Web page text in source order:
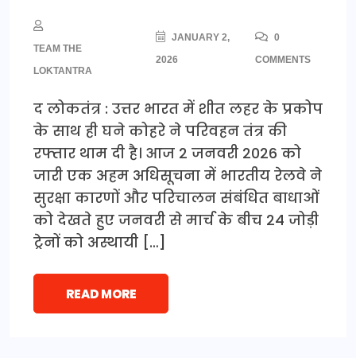
TEAM THE
LOKTANTRA
JANUARY 2,
2026
0
COMMENTS
द लोकतंत्र : उत्तर भारत में शीत लहर के प्रकोप
के साथ ही घने कोहरे ने परिवहन तंत्र की
रफ्तार थाम दी है। आज 2 जनवरी 2026 को
जारी एक अहम अधिसूचना में भारतीय रेलवे ने
सुरक्षा कारणों और परिचालन संबंधित बाधाओं
को देखते हुए जनवरी से मार्च के बीच 24 जोड़ी
ट्रेनों को अस्थायी […]
READ MORE